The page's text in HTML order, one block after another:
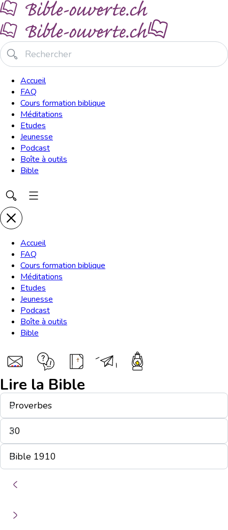
Accueil
FAQ
Cours formation biblique
Méditations
Etudes
Jeunesse
Podcast
Boîte à outils
Bible
Accueil
FAQ
Cours formation biblique
Méditations
Etudes
Jeunesse
Podcast
Boîte à outils
Bible
Lire la Bible